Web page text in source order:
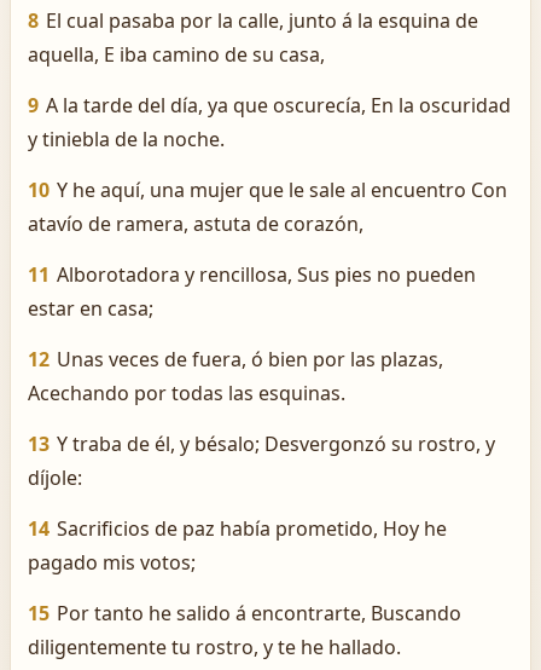
8 El cual pasaba por la calle, junto á la esquina de
aquella, E iba camino de su casa,
9 A la tarde del día, ya que oscurecía, En la oscuridad
y tiniebla de la noche.
10 Y he aquí, una mujer que le sale al encuentro Con
atavío de ramera, astuta de corazón,
11 Alborotadora y rencillosa, Sus pies no pueden
estar en casa;
12 Unas veces de fuera, ó bien por las plazas,
Acechando por todas las esquinas.
13 Y traba de él, y bésalo; Desvergonzó su rostro, y
díjole:
14 Sacrificios de paz había prometido, Hoy he
pagado mis votos;
15 Por tanto he salido á encontrarte, Buscando
diligentemente tu rostro, y te he hallado.